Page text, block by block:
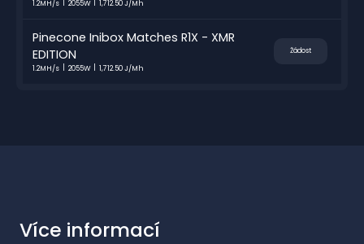
1.2MH/s 2055W 1,712.50 J/Mh
Pinecone Inibox Matches R1X - XMR
EDITION
1.2MH/s 2055W 1,712.50 J/Mh
Žádost
Více informací